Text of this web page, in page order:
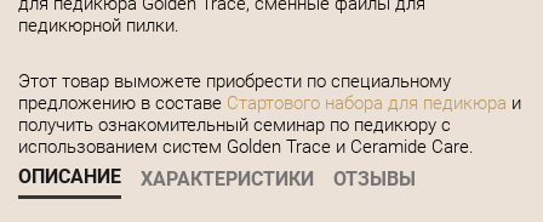
педикюрной пилки.
Этот товар выможете приобрести по специальному
предложению в составе Стартового набора для педикюра и
получить ознакомительный семинар по педикюру с
использованием систем Golden Trace и Ceramide Care.
ОПИСАНИЕ ХАРАКТЕРИСТИКИ ОТЗЫВЫ